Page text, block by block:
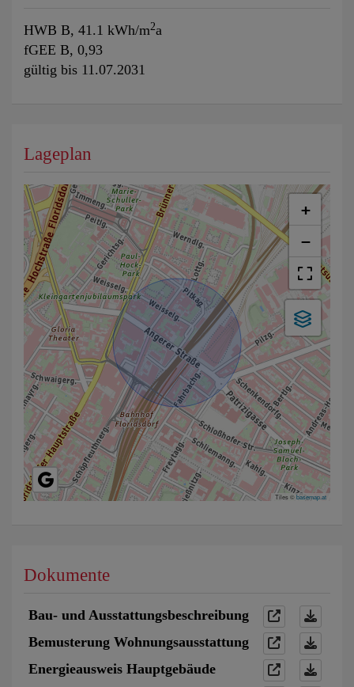
HWB B, 41.1 kWh/m2a
fGEE B, 0,93
gültig bis 11.07.2031
Lageplan
+
−
Tiles ©basemap.at
Dokumente
Bau- und Ausstattungsbeschreibung
Bemusterung Wohnungsausstattung
Energieausweis Hauptgebäude